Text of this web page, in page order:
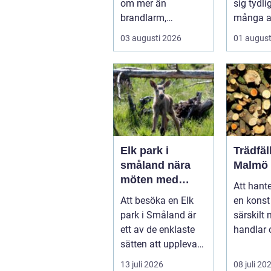
om mer än
brandlarm,
utrymningsplaner
och röda
brandsläckare på
vägga...
03 augusti 2026
sig
många
01
Elk park i
småland nära
möten med
skogens konung
Att besöka en Elk
park i Småland är
ett av de enklaste
sätten att uppleva
Sveriges vilda hjärta
13 juli 2026
Malmö
Att
en
särskilt
handlar
08 juli